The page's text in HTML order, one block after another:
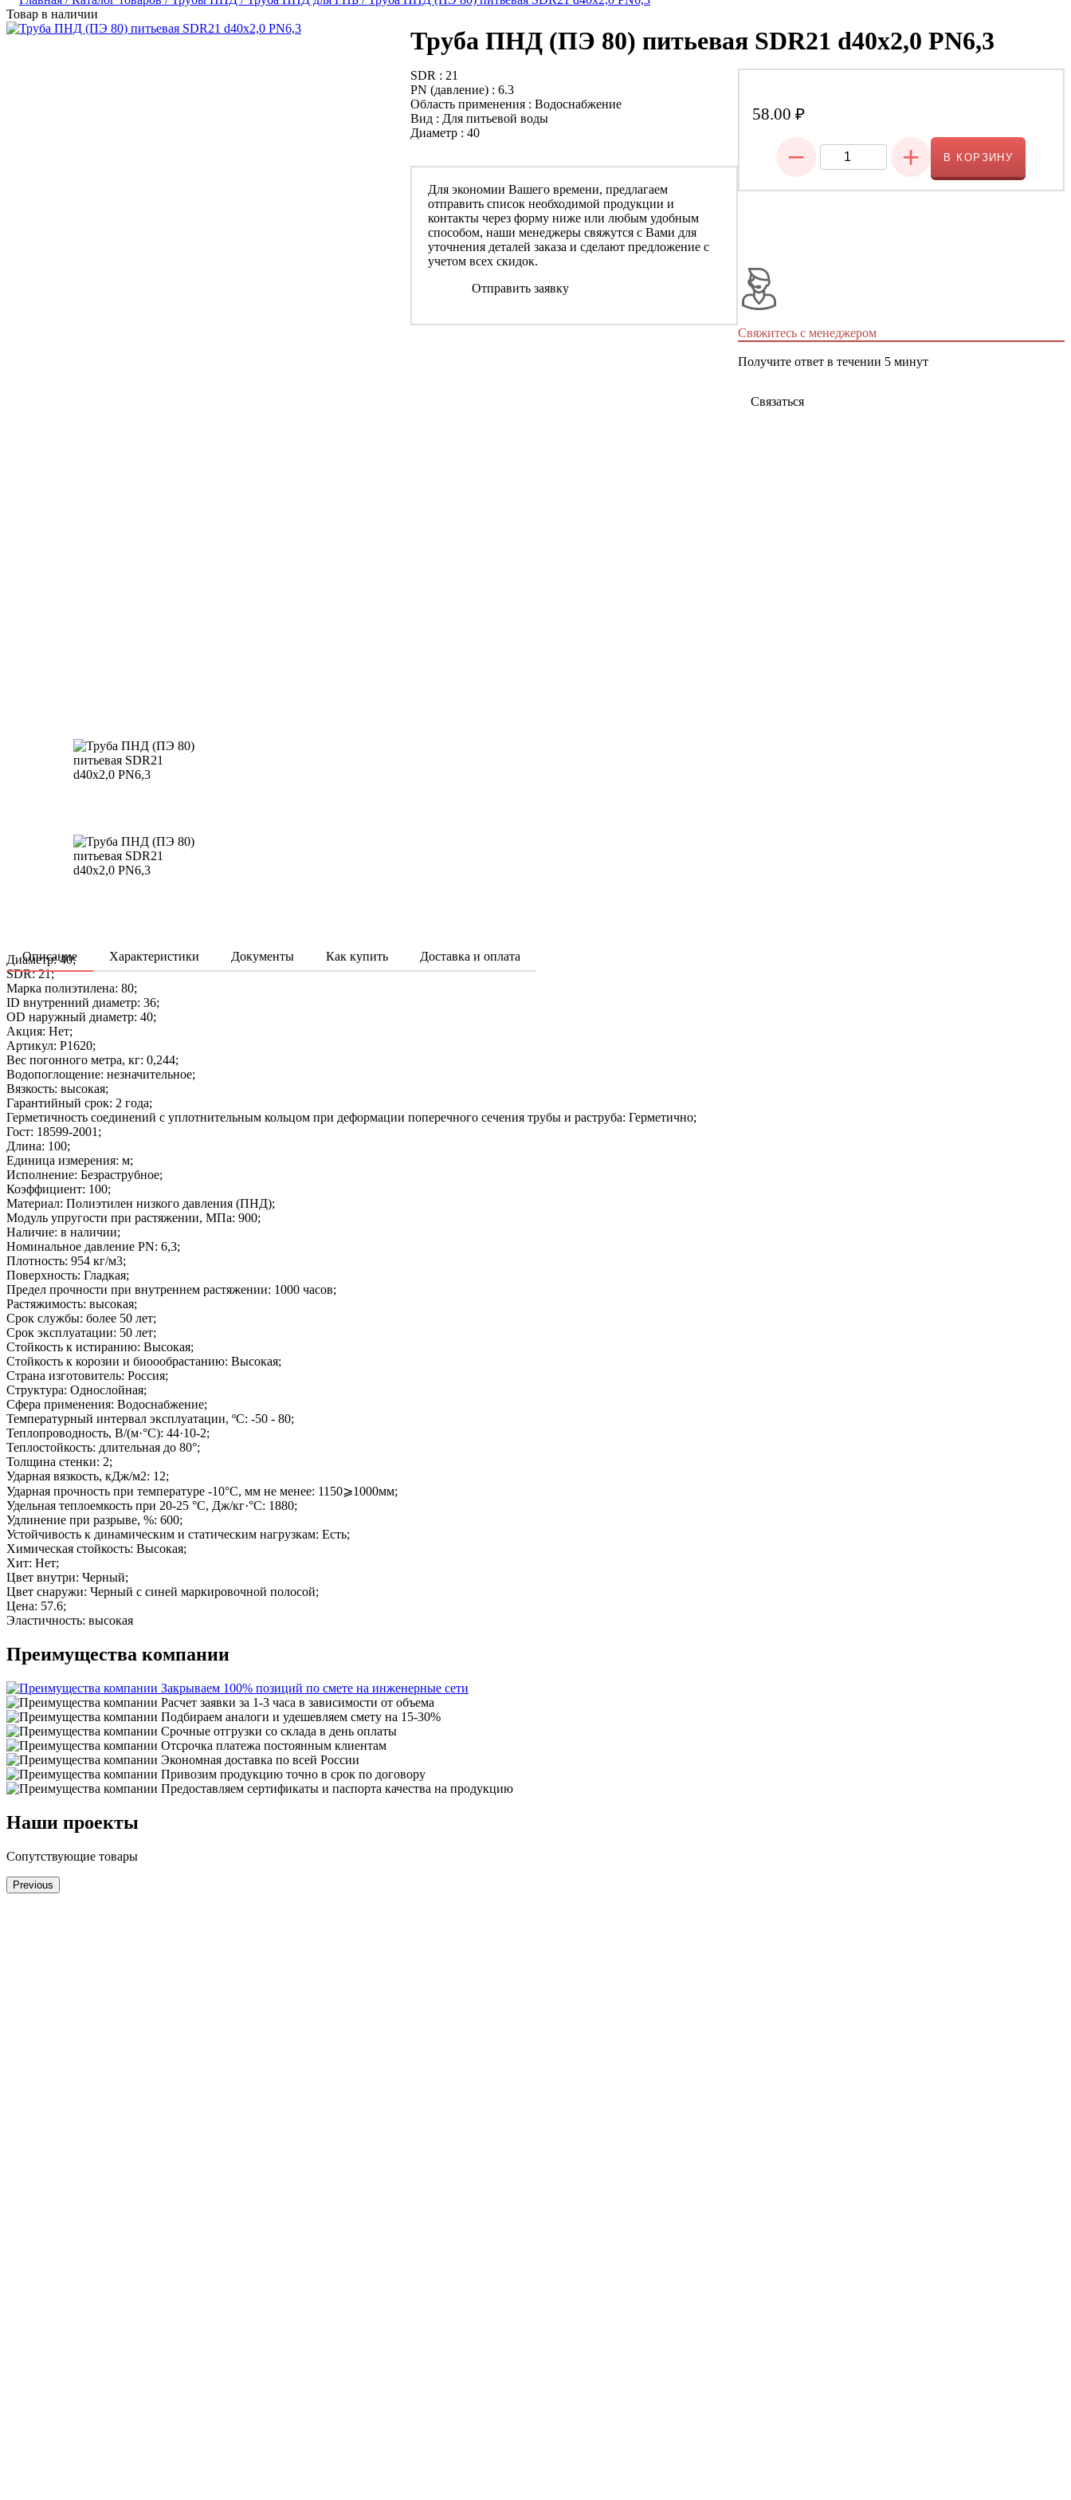
Товар в наличии
Труба ПНД (ПЭ 80) питьевая SDR21 d40х2,0 PN6,3
SDR : 21
PN (давление) : 6.3
Область применения : Водоснабжение
Вид : Для питьевой воды
Диаметр : 40
Для экономии Вашего времени, предлагаем
отправить список необходимой продукции и
контакты через форму ниже или любым удобным
способом, наши менеджеры свяжутся с Вами для
уточнения деталей заказа и сделают предложение с
учетом всех скидок.
Отправить заявку
58.00 ₽
− + В КОРЗИНУ
Свяжитесь с менеджером
Получите ответ в течении 5 минут
Связаться
Описание Характеристики Документы Как купить Доставка и оплата
Диаметр: 40;
SDR: 21;
Марка полиэтилена: 80;
ID внутренний диаметр: 36;
OD наружный диаметр: 40;
Акция: Нет;
Артикул: P1620;
Вес погонного метра, кг: 0,244;
Водопоглощение: незначительное;
Вязкость: высокая;
Гарантийный срок: 2 года;
Герметичность соединений с уплотнительным кольцом при деформации поперечного сечения трубы и раструба: Герметично;
Гост: 18599-2001;
Длина: 100;
Единица измерения: м;
Исполнение: Безраструбное;
Коэффициент: 100;
Материал: Полиэтилен низкого давления (ПНД);
Модуль упругости при растяжении, МПа: 900;
Наличие: в наличии;
Номинальное давление PN: 6,3;
Плотность: 954 кг/м3;
Поверхность: Гладкая;
Предел прочности при внутреннем растяжении: 1000 часов;
Растяжимость: высокая;
Срок службы: более 50 лет;
Срок эксплуатации: 50 лет;
Стойкость к истиранию: Высокая;
Стойкость к корозии и биоообрастанию: Высокая;
Страна изготовитель: Россия;
Структура: Однослойная;
Сфера применения: Водоснабжение;
Температурный интервал эксплуатации, ºC: -50 - 80;
Теплопроводность, В/(м·°С): 44·10-2;
Теплостойкость: длительная до 80°;
Толщина стенки: 2;
Ударная вязкость, кДж/м2: 12;
Ударная прочность при температуре -10°C, мм не менее: 1150⩾1000мм;
Удельная теплоемкость при 20-25 °С, Дж/кг·°С: 1880;
Удлинение при разрыве, %: 600;
Устойчивость к динамическим и статическим нагрузкам: Есть;
Химическая стойкость: Высокая;
Хит: Нет;
Цвет внутри: Черный;
Цвет снаружи: Черный с синей маркировочной полосой;
Цена: 57.6;
Эластичность: высокая
Преимущества компании
Закрываем 100% позиций по смете на инженерные сети
Расчет заявки за 1-3 часа в зависимости от объема
Подбираем аналоги и удешевляем смету на 15-30%
Срочные отгрузки со склада в день оплаты
Отсрочка платежа постоянным клиентам
Экономная доставка по всей России
Привозим продукцию точно в срок по договору
Предоставляем сертификаты и паспорта качества на продукцию
Наши проекты
Сопутствующие товары
Previous